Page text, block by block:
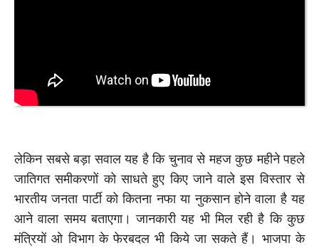
लेकिन सबसे बड़ा सवाल यह है कि चुनाव से महज कुछ महीने पहले
जातिगत समीकरणों को साधते हुए किए जाने वाले इस विस्तार से
भारतीय जनता पार्टी को कितना नफा या नुकसान होने वाला है यह
आने वाला समय बताएगा। जानकारी यह भी मिल रही है कि कुछ
मंत्रियों ओ विभाग के फेरबदल भी किये जा सकते हैं। भाजपा के